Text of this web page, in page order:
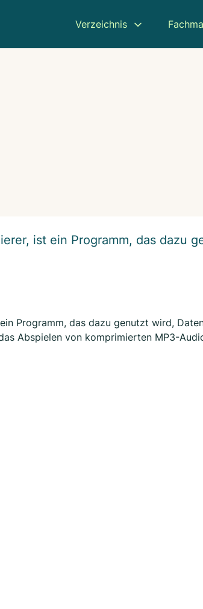
Verzeichnis
ist ein Programm, das dazu
Programm, das dazu genutzt wird,
Abspielen von komprimierten MP3-